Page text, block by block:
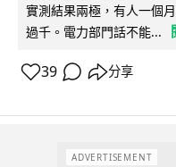
實測結果兩極，有人一個
過千。電力部門話不能...
39 分享
ADVERTISEMENT